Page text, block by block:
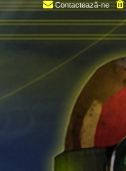
Contactează-ne